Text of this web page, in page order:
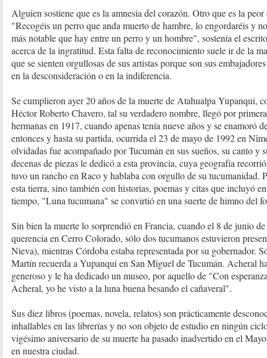
Alguien sostiene que es la amnesia del corazón. Otro que es la
"Recogéis un perro que anda muerto de hambre, lo engordaréis y
más notable que hay entre un perro y un hombre", sostenía el
acerca de la ingratitud. Esta falta de reconocimiento suele ir de la
que se sienten orgullosas de sus artistas porque son sus
en la desconsideración o en la indiferencia.
Se cumplieron ayer 20 años de la muerte de Atahualpa Yupanqui,
Héctor Roberto Chavero, tal su verdadero nombre, llegó por
hermanas en 1917, cuando apenas tenía nueve años y se enamoró
entonces y hasta su partida, ocurrida el 23 de mayo de 1992 en
olvidadas fue acompañado por Tucumán en sus sueños, su canto y
decenas de piezas le dedicó a esta provincia, cuya geografía
tuvo un rancho en Raco y hablaba con orgullo de su tucumanidad.
esta tierra, sino también con historias, poemas y citas que incluyó
tiempo, "Luna tucumana" se convirtió en una suerte de himno del
Sin bien la muerte lo sorprendió en Francia, cuando el 8 de junio
querencia en Cerro Colorado, sólo dos tucumanos estuvieron
Nieva), mientras Córdoba estaba representada por su gobernador.
Martín recuerda a Yupanqui en San Miguel de Tucumán. Acheral
generoso y le ha dedicado un museo, por aquello de "Con
Acheral, yo he visto a la luna buena besando el cañaveral".
Sus diez libros (poemas, novela, relatos) son prácticamente
inhallables en las librerías y no son objeto de estudio en ningún
vigésimo aniversario de su muerte ha pasado inadvertido en el
en nuestra ciudad.